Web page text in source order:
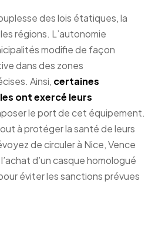
des lois étatiques, la
régions. L’autonomie
modifie de façon
dans des zones
Ainsi, certaines
ont exercé leurs
le port de cet équipement.
à protéger la santé de leurs
de circuler à Nice, Vence
d’un casque homologué
éviter les sanctions prévues